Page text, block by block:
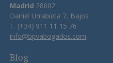
Madrid 28002
Daniel Urrabieta 7, Bajos
T. (+34) 911 11 15 76
info@bpvabogados.com
Blog